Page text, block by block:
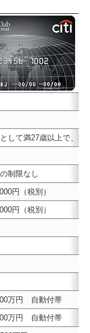
して満27歳以上で、
制限なし
円（税別）
円（税別）
万円 自動付帯
万円 自動付帯